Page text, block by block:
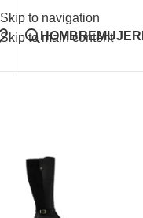
Skip to navigation
Skip to main content
HOMBREMUJER